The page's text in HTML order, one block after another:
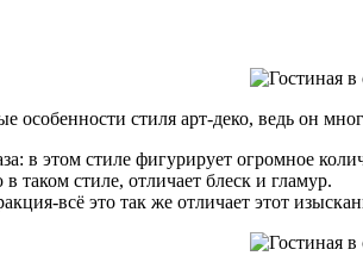
особенности стиля арт-деко, ведь он
в этом стиле фигурирует огромное
стиле, отличает блеск и гламур.
всё это так же отличает этот